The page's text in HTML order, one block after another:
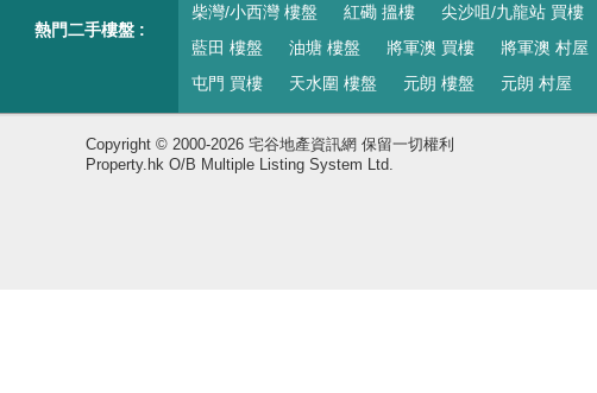
熱門二手樓盤 :
柴灣/小西灣 樓盤
紅磡 搵樓 尖沙咀/九龍站 買樓
藍田 樓盤
油塘 樓盤 將軍澳 買樓 將軍澳 村屋
屯門 買樓
天水圍 樓盤 元朗 樓盤 元朗 村屋
Copyright © 2000-2026 宅谷地產資訊網 保留一切權利
Property.hk O/B Multiple Listing System Ltd.